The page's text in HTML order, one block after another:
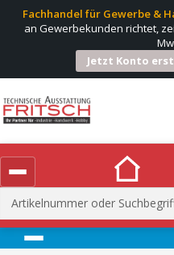
Fachhandel für Gewerbe &
an Gewerbekunden richtet,
Jetzt Konto
Suchen
nach:
Menü